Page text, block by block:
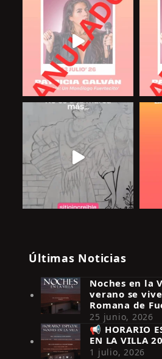
Síguenos en
Últimas Noticias
Noches en la
verano se
Romana de
25 junio, 2026
📢 HORARIO
EN LA VILLA
1 julio, 2026